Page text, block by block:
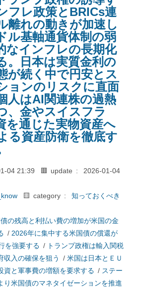
フレ政策とBRICs連
離れの動きが加速し
ル基軸通貨体制の弱
なインフレの長期化
。日本は実質金利の
が続く中で円安とス
ョンのリスクに直面
人はAI関連株の過熱
、金やスイスフラ
を通じた実物資産へ
る資産防衛を徹底す
04 21:39 🟥 update :
2026-01-04
🟨 category :
知っておくべき
の残高と利払い費の増加が米国の金
/ 2026年に集中する米国債の償還が
を強要する / トランプ政権は輸入関税
収入の確保を狙う
/ 米国は日本とＥＵ
資と軍事費の増額を要求する / ステー
り米国債のマネタイゼーションを推進